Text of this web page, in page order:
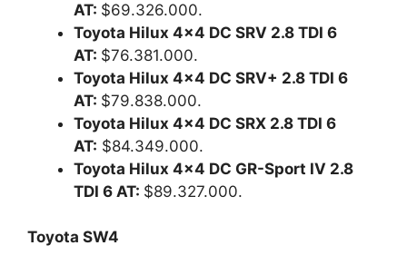
AT: $69.326.000.
Toyota Hilux 4×4 DC SRV 2.8 TDI 6
AT: $76.381.000.
Toyota Hilux 4×4 DC SRV+ 2.8 TDI 6
AT: $79.838.000.
Toyota Hilux 4×4 DC SRX 2.8 TDI 6
AT: $84.349.000.
Toyota Hilux 4×4 DC GR-Sport IV 2.8
TDI 6 AT: $89.327.000.
Toyota SW4